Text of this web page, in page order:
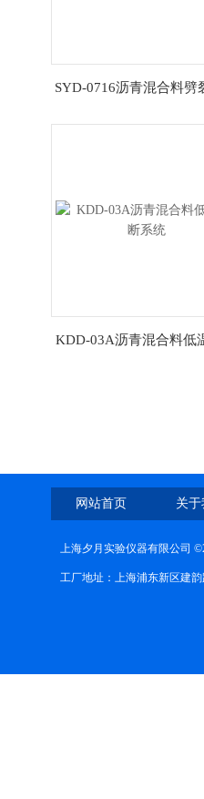
SYD-0716沥青混合料劈
KDD-03A沥青混合料低
网站首页 关
上海夕月实验仪器有限公司
工厂地址：上海浦东新区建韵